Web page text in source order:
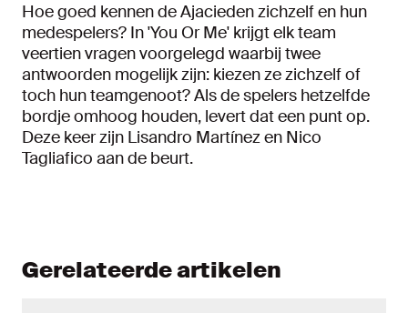
Hoe goed kennen de Ajacieden zichzelf en hun
medespelers? In 'You Or Me' krijgt elk team
veertien vragen voorgelegd waarbij twee
antwoorden mogelijk zijn: kiezen ze zichzelf of
toch hun teamgenoot? Als de spelers hetzelfde
bordje omhoog houden, levert dat een punt op.
Deze keer zijn Lisandro Martínez en Nico
Tagliafico aan de beurt.
Gerelateerde artikelen